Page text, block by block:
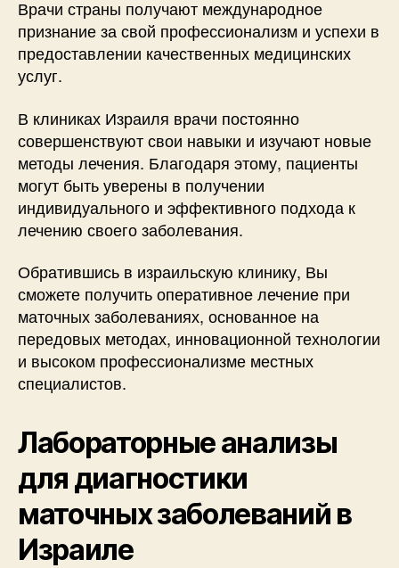
Врачи страны получают международное
признание за свой профессионализм и успехи в
предоставлении качественных медицинских
услуг.
В клиниках Израиля врачи постоянно
совершенствуют свои навыки и изучают новые
методы лечения. Благодаря этому, пациенты
могут быть уверены в получении
индивидуального и эффективного подхода к
лечению своего заболевания.
Обратившись в израильскую клинику, Вы
сможете получить оперативное лечение при
маточных заболеваниях, основанное на
передовых методах, инновационной технологии
и высоком профессионализме местных
специалистов.
Лабораторные анализы
для диагностики
маточных заболеваний в
Израиле